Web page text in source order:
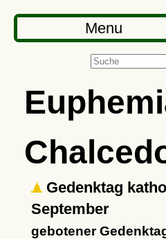
Menu
Gedenktag
September
gebotener